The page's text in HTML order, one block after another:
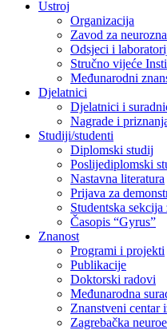
Ustroj
Organizacija
Zavod za
Odsjeci i
Stručno vijeće
Međunarodni
Djelatnici
Djelatnici i
Nagrade i
Studiji/studenti
Diplomski studij
Poslijediplomski
Nastavna literatura
Prijava za
Studentska
Časopis “Gyrus”
Znanost
Programi i projekti
Publikacije
Doktorski radovi
Međunarodna
Znanstveni centar
Zagrebačka